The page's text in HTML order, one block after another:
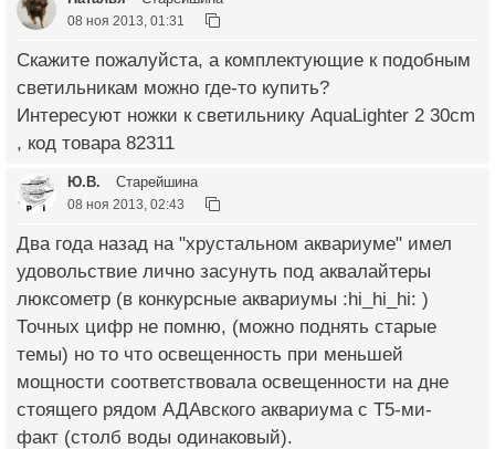
08 ноя 2013, 01:31
Скажите пожалуйста, а комплектующие к подобным
светильникам можно где-то купить?
Интересуют ножки к светильнику AquaLighter 2 30сm
, код товара 82311
Ю.В. Старейшина
08 ноя 2013, 02:43
Два года назад на "хрустальном аквариуме" имел
удовольствие лично засунуть под аквалайтеры
люксометр (в конкурсные аквариумы :hi_hi_hi: )
Точных цифр не помню, (можно поднять старые
темы) но то что освещенность при меньшей
мощности соответствовала освещенности на дне
стоящего рядом АДАвского аквариума с Т5-ми-
факт (столб воды одинаковый).